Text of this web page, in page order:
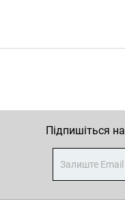
Підпишіться